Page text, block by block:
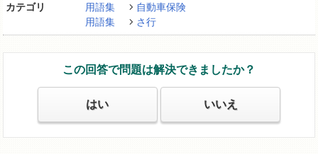
カテゴリ 用語集
自動車保険
用語集
さ行
この回答で問題は解決できましたか？
はい いいえ